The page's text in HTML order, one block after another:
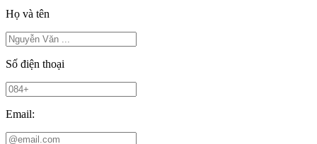
Họ và tên
Số điện thoại
Email: